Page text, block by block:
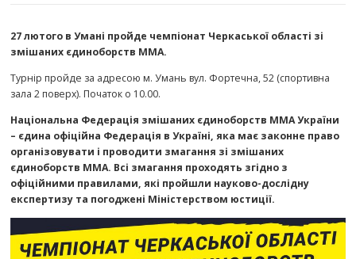
27 лютого в Умані пройде чемпіонат Черкаської області зі
змішаних єдиноборств ММА.
Турнір пройде за адресою м. Умань вул. Фортечна, 52 (спортивна
зала 2 поверх). Початок о 10.00.
Національна Федерація змішаних єдиноборств ММА України
– єдина офіційна Федерація в Україні, яка має законне право
організовувати і проводити змагання зі змішаних
єдиноборств ММА. Всі змагання проходять згідно з
офіційними правилами, які пройшли науково-дослідну
експертизу та погоджені Міністерством юстиції.